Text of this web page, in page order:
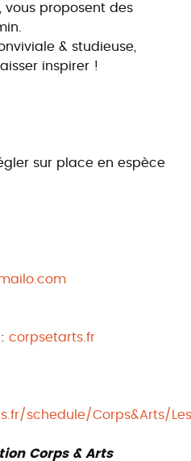
vous proposent des
& studieuse,
inspirer !
sur place en espèce
corpsetarts.fr
schedule/Corps&Arts/
Corps & Arts